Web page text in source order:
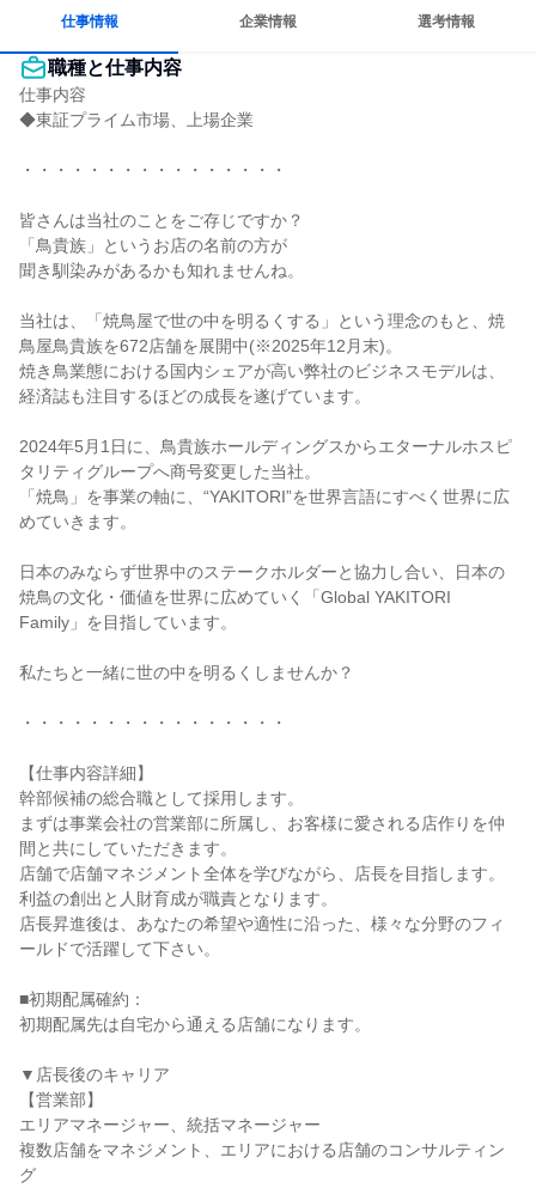
仕事情報 企業情報 選考情報
職種と仕事内容
仕事内容
◆東証プライム市場、上場企業
・・・・・・・・・・・・・・・・
皆さんは当社のことをご存じですか？
「鳥貴族」というお店の名前の方が
聞き馴染みがあるかも知れませんね。
当社は、「焼鳥屋で世の中を明るくする」という理念のもと、焼
鳥屋鳥貴族を672店舗を展開中(※2025年12月末)。
焼き鳥業態における国内シェアが高い弊社のビジネスモデルは、
経済誌も注目するほどの成長を遂げています。
2024年5月1日に、鳥貴族ホールディングスからエターナルホスピ
タリティグループへ商号変更した当社。
「焼鳥」を事業の軸に、“YAKITORI”を世界言語にすべく世界に広
めていきます。
日本のみならず世界中のステークホルダーと協力し合い、日本の
焼鳥の文化・価値を世界に広めていく「Global YAKITORI
Family」を目指しています。
私たちと一緒に世の中を明るくしませんか？
・・・・・・・・・・・・・・・・
【仕事内容詳細】
幹部候補の総合職として採用します。
まずは事業会社の営業部に所属し、お客様に愛される店作りを仲
間と共にしていただきます。
店舗で店舗マネジメント全体を学びながら、店長を目指します。
利益の創出と人財育成が職責となります。
店長昇進後は、あなたの希望や適性に沿った、様々な分野のフィ
ールドで活躍して下さい。
■初期配属確約：
初期配属先は自宅から通える店舗になります。
▼店長後のキャリア
【営業部】
エリアマネージャー、統括マネージャー
複数店舗をマネジメント、エリアにおける店舗のコンサルティン
グ